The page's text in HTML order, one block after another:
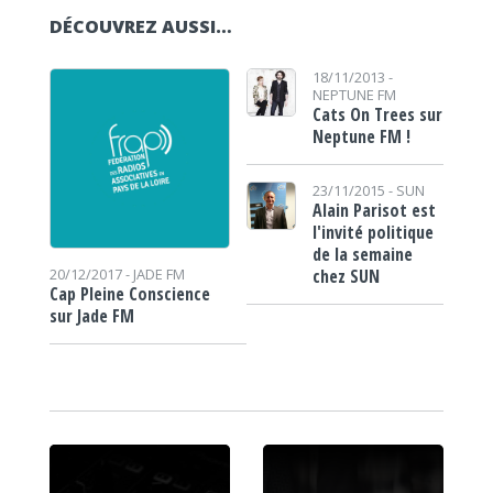
DÉCOUVREZ AUSSI…
20/12/2017 - JADE FM
Cap Pleine Conscience
sur Jade FM
18/11/2013 -
NEPTUNE FM
Cats On Trees sur
Neptune FM !
23/11/2015 - SUN
Alain Parisot est
l'invité politique
de la semaine
chez SUN